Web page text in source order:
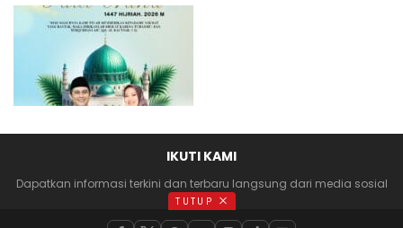
IKUTI KAMI
Dapatkan informasi terkini dan terbaru langsung dari media sosial
anda
TUTUP